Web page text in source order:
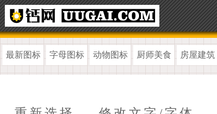
最新图标 字母图标 动物图标 厨师美食 房屋建筑